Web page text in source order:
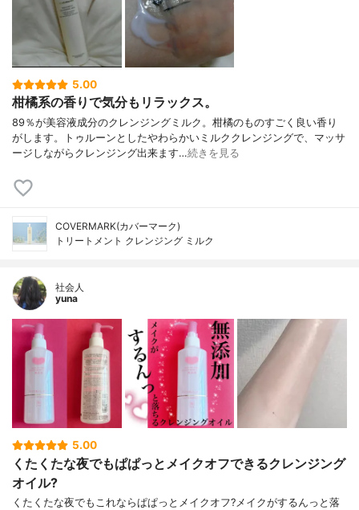
5.00
柑橘系の香りで気分もリラックス。
89％が美容液成分のクレンジングミルク。柑橘のものすごく良い香り
がします。トゥルーンとしたやわらかいミルククレンジングで、マッサ
ージしながらクレンジング出来ます…続きを見る
COVERMARK(カバーマーク)
トリートメント クレンジング ミルク
社会人
yuna
5.00
くたくたな夜でもぱぱっとメイクオフできるクレンジング
オイル?
くたくたな夜でもこれならぱぱっとメイクオフ?メイクがするんっと落